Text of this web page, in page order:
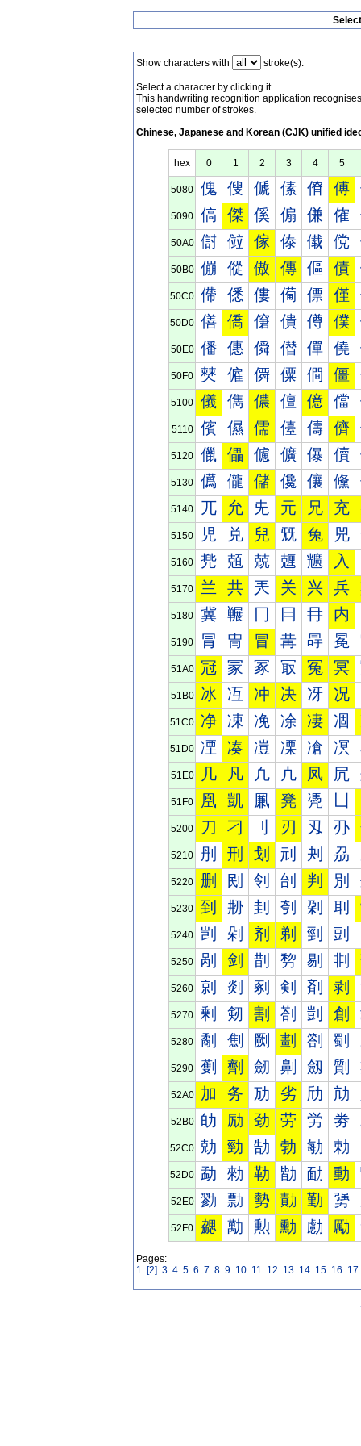
Show characters with stroke(s).
Select a character by clicking it.
This handwriting recognition application
selected number of strokes.
Chinese, Japanese and Korean (CJK) unified
hex 0 1 2 3 4 5
5080 傀 傁 傂 傃 傄 傅
5090 傐 傑 傒 傓 傔 傕
50A0 傠 傡 傢 傣 傤 傥
50B0 傰 傱 傲 傳 傴 債
50C0 僀 僁 僂 僃 僄 僅
50D0 僐 僑 僒 僓 僔 僕
50E0 僠 僡 僢 僣 僤 僥
50F0 僰 僱 僲 僳 僴 僵
5100 儀 儁 儂 儃 億 儅
5110 儐 儑 儒 儓 儔 儕
5120 儠 儡 儢 儣 儤 儥
5130 儰 儱 儲 儳 儴 儵
5140 兀 允 兂 元 兄 充
5150 児 兑 兒 兓 兔 兕
5160 兠 兡 兢 兣 兤 入
5170 兰 共 兲 关 兴 兵
5180 冀 冁 冂 冃 冄 内
5190 冐 冑 冒 冓 冔 冕
51A0 冠 冡 冢 冣 冤 冥
51B0 冰 冱 冲 决 冴 况
51C0 净 凁 凂 凃 凄 凅
51D0 凐 凑 凒 凓 凔 凕
51E0 几 凡 凢 凣 凤 凥
51F0 凰 凱 凲 凳 凴
5200 刀 刁 刂 刃 刄 刅
5210 刐 刑 划 刓 刔 刕
5220 删 刡 刢 刣 判 別
5230 到 刱 刲 刳 刴 刵
5240 剀 剁 剂 剃 剄 剅
5250 剐 剑 剒 剓 剔 剕
5260 剠 剡 剢 剣 剤 剥
5270 剰 剱 割 剳 剴 創
5280 劀 劁 劂 劃 劄 劅
5290 劐 劑 劒 劓 劔 劕
52A0 加 务 劢 劣 劤 劥
52B0 劰 励 劲 劳 労 劵
52C0 勀 勁 勂 勃 勄 勅
52D0 勐 勑 勒 勓 勔 動
52E0 勠 勡 勢 勣 勤 勥
52F0 勰 勱 勲 勳 勴 勵
Pages:
1 [2] 3 4 5 6 7 8 9 10 11 12 13 14 15 16 17